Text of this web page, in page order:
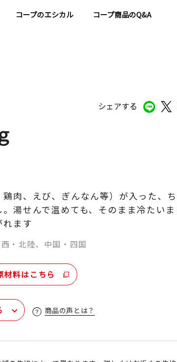
コープのエシカル コープ商品のQ&A
シェアする
肉、えび、ぎんなん等）が入った、
湯せんで温めても、そのまま冷たいま
ます
・北陸、中国・四国
料はこちら
商品の声とは？